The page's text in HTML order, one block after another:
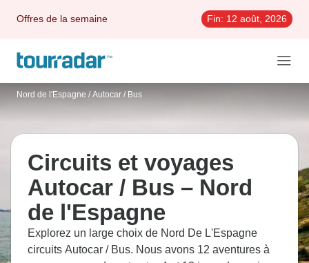
Offres de la semaine Fin: 12 août, 2026
Nord de l'Espagne / Autocar / Bus
Circuits et voyages
Autocar / Bus – Nord
de l'Espagne
Explorez un large choix de Nord De L'Espagne
circuits Autocar / Bus. Nous avons 12 aventures à